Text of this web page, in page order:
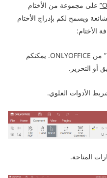
على مجموعة من الأختام
ويسمح لكم بإدراج الأختام
الأختام:
افتحوا ملف “PDF” في محرر “PDF” من ONLYOFFICE. يمكنكم
أو التحرير.
الأدوات العلوي.
المتاحة.